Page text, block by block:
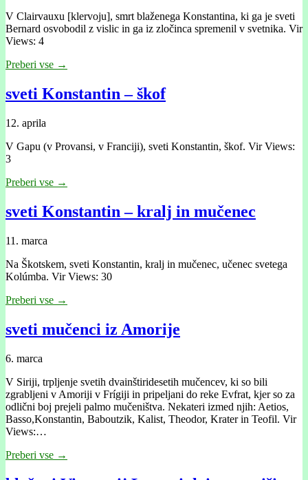
V Clairvauxu [klervoju], smrt blaženega Konstantina, ki ga je sveti
Bernard osvobodil z vislic in ga iz zločinca spremenil v svetnika. Vir
Views: 4
Preberi vse →
sveti Konstantin – škof
12. aprila
V Gapu (v Provansi, v Franciji), sveti Konstantin, škof. Vir Views:
3
Preberi vse →
sveti Konstantin – kralj in mučenec
11. marca
Na Škotskem, sveti Konstantin, kralj in mučenec, učenec svetega
Kolúmba. Vir Views: 30
Preberi vse →
sveti mučenci iz Amorije
6. marca
V Siriji, trpljenje svetih dvainštiridesetih mučencev, ki so bili
zgrabljeni v Amoriji v Frígiji in pripeljani do reke Evfrat, kjer so za
odlični boj prejeli palmo mučeništva. Nekateri izmed njih: Aetios,
Basso,Konstantin, Baboutzik, Kalist, Theodor, Krater in Teofil. Vir
Views:…
Preberi vse →